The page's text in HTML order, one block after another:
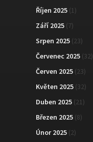
Říjen 2025 (1)
Září 2025 (7)
Srpen 2025 (23)
Červenec 2025 (32)
Červen 2025 (23)
Květen 2025 (32)
Duben 2025 (21)
Březen 2025 (8)
Únor 2025 (2)